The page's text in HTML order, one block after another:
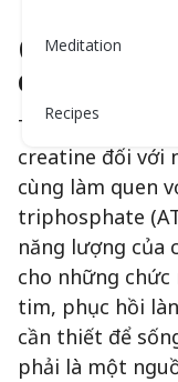
Meditation
Recipes
Creatine
cơ bắp như
Trước khi đi sâu
creatine đối với
cùng làm quen
triphosphate
năng lượng của
cho những
tim, phục hồi
cần thiết để
phải là một